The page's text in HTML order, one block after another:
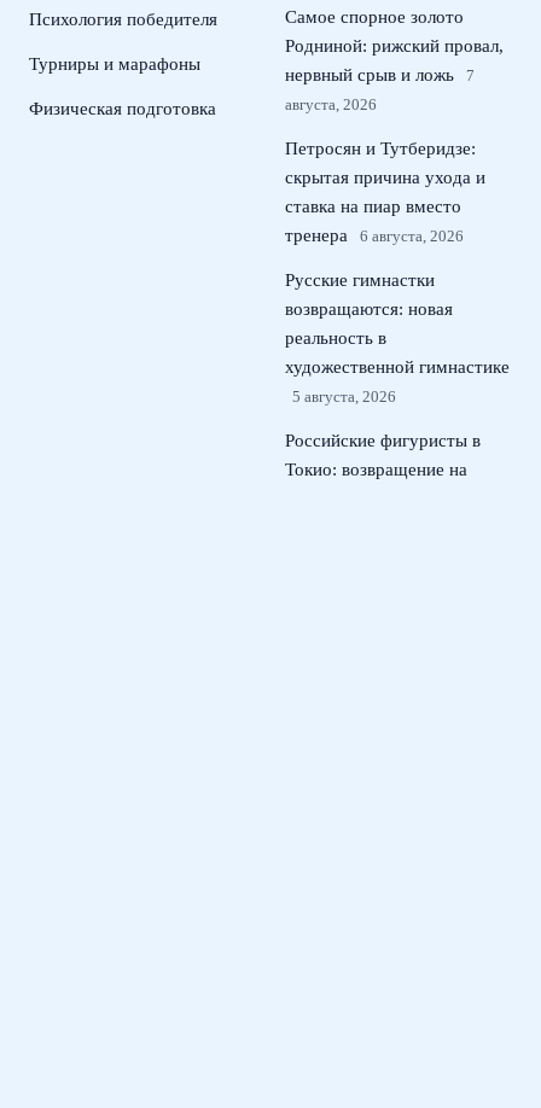
Психология победителя
Турниры и марафоны
Физическая подготовка
Самое спорное золото
Родниной: рижский провал,
нервный срыв и ложь
7
августа, 2026
Петросян и Тутберидзе:
скрытая причина ухода и
ставка на пиар вместо
тренера
6 августа, 2026
Русские гимнастки
возвращаются: новая
реальность в
художественной гимнастике
5 августа, 2026
Российские фигуристы в
Токио: возвращение на